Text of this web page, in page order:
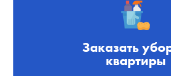
Заказать
квартиры